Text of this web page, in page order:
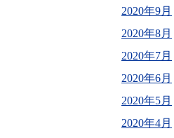
2020年9月
2020年8月
2020年7月
2020年6月
2020年5月
2020年4月